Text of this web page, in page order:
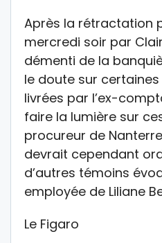
Après la rétractation
mercredi soir par
démenti de la
le doute sur
livrées par l’ex-
faire la lumière sur
procureur de
devrait cependant
d’autres témoins
employée de Liliane
Le Figaro